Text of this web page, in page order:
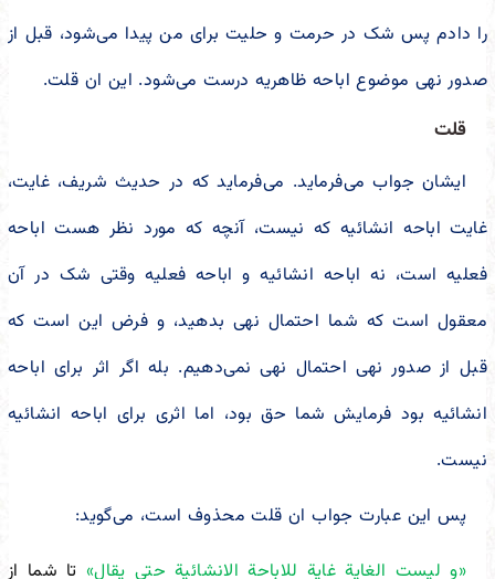
را دادم پس شک در حرمت و حلیت برای من پیدا می‌شود، قبل از
صدور نهی موضوع اباحه ظاهریه درست می‌شود. این ان قلت.
قلت
ایشان جواب می‌فرماید. می‌فرماید که در حدیث شریف، غایت،
غایت اباحه انشائیه که نیست، آنچه که مورد نظر هست اباحه
فعلیه است، نه اباحه انشائیه و اباحه فعلیه وقتی شک در آن
معقول است که شما احتمال نهی بدهید، و فرض این است که
قبل از صدور نهی احتمال نهی نمی‌دهیم. بله اگر اثر برای اباحه
انشائیه بود فرمایش شما حق بود، اما اثری برای اباحه انشائیه
نیست.
پس این عبارت جواب ان قلت محذوف است، می‌گوید:
«و ليست الغاية غاية للاباحة الانشائية حتى يقال» تا شما از